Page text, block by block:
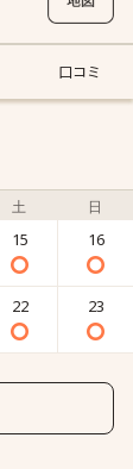
口コミ
土 日
15 16
22 23